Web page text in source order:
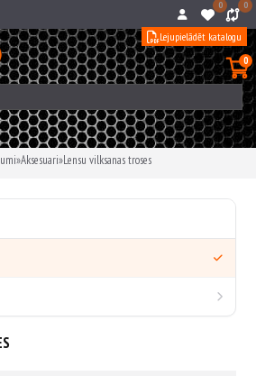
0 0
0
Lejupielādēt katalogu
»Aksesuari»Lensu vilksanas troses